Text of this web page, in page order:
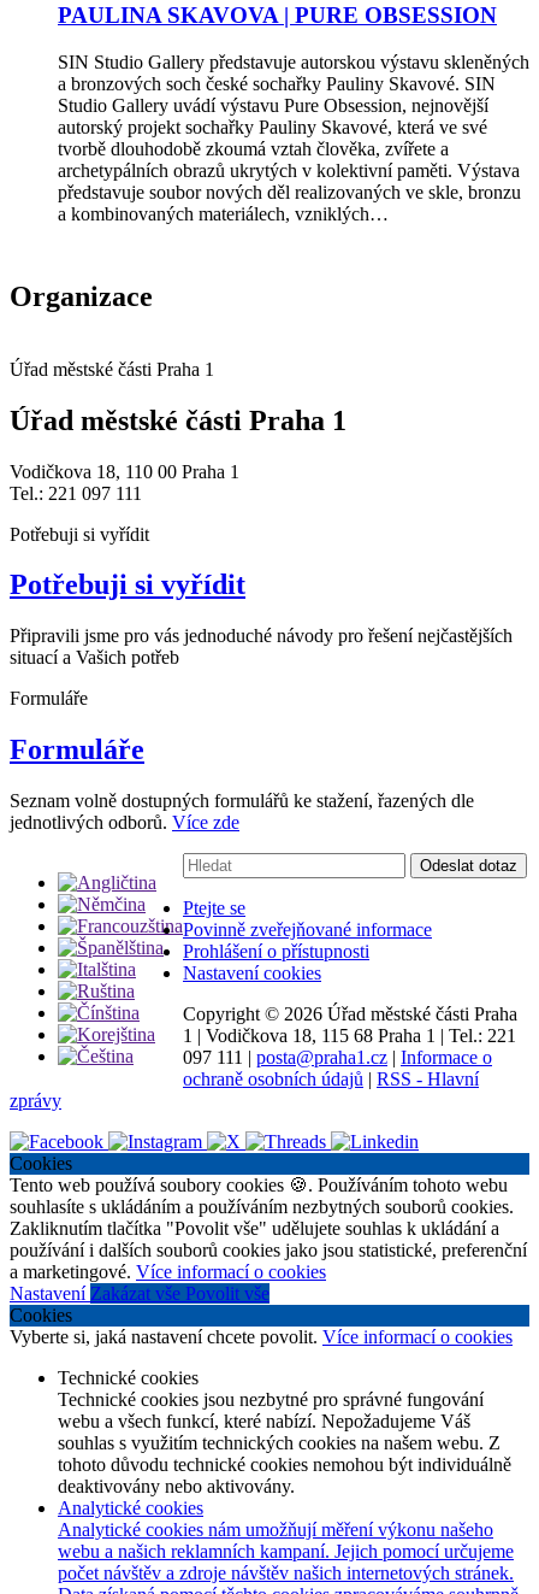
PAULINA SKAVOVA | PURE OBSESSION
SIN Studio Gallery představuje autorskou výstavu skleněných
a bronzových soch české sochařky Pauliny Skavové. SIN
Studio Gallery uvádí výstavu Pure Obsession, nejnovější
autorský projekt sochařky Pauliny Skavové, která ve své
tvorbě dlouhodobě zkoumá vztah člověka, zvířete a
archetypálních obrazů ukrytých v kolektivní paměti. Výstava
představuje soubor nových děl realizovaných ve skle, bronzu
a kombinovaných materiálech, vzniklých…
Organizace
Úřad městské části Praha 1
Úřad městské části Praha 1
Vodičkova 18, 110 00 Praha 1
Tel.: 221 097 111
Potřebuji si vyřídit
Potřebuji si vyřídit
Připravili jsme pro vás jednoduché návody pro řešení nejčastějších
situací a Vašich potřeb
Formuláře
Formuláře
Seznam volně dostupných formulářů ke stažení, řazených dle
jednotlivých odborů. Více zde
Vyhledávání:
Odeslat dotaz
Ptejte se
Povinně zveřejňované informace
Prohlášení o přístupnosti
Nastavení cookies
Copyright © 2026 Úřad městské části Praha
1 | Vodičkova 18, 115 68 Praha 1 | Tel.: 221
097 111 | posta@praha1.cz | Informace o
ochraně osobních údajů | RSS - Hlavní
zprávy
Cookies
Tento web používá soubory cookies 🍪. Používáním tohoto webu
souhlasíte s ukládáním a používáním nezbytných souborů cookies.
Zakliknutím tlačítka "Povolit vše" udělujete souhlas k ukládání a
používání i dalších souborů cookies jako jsou statistické, preferenční
a marketingové. Více informací o cookies
Nastavení Zakázat vše Povolit vše
Cookies
Vyberte si, jaká nastavení chcete povolit. Více informací o cookies
Technické cookies
Technické cookies jsou nezbytné pro správné fungování
webu a všech funkcí, které nabízí. Nepožadujeme Váš
souhlas s využitím technických cookies na našem webu. Z
tohoto důvodu technické cookies nemohou být individuálně
deaktivovány nebo aktivovány.
Analytické cookies
Analytické cookies nám umožňují měření výkonu našeho
webu a našich reklamních kampaní. Jejich pomocí určujeme
počet návštěv a zdroje návštěv našich internetových stránek.